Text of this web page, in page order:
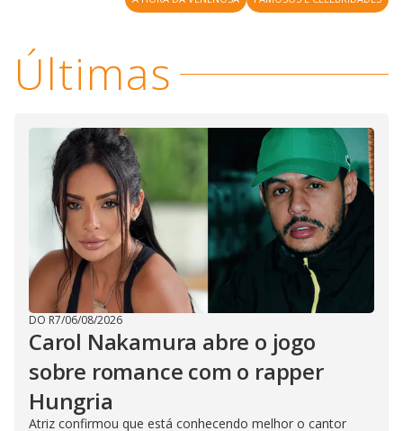
V
i
d
e
o
Últimas
DO R7/06/08/2026
Carol Nakamura abre o jogo
sobre romance com o rapper
Hungria
Atriz confirmou que está conhecendo melhor o cantor